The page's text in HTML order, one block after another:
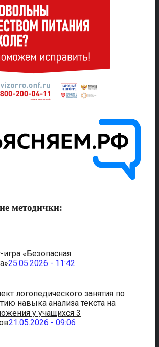
методички:
игра «Безопасная
25.05.2026 - 11:42
логопедического занятия по
навыка анализа текста на
у учащихся 3
21.05.2026 - 09:06